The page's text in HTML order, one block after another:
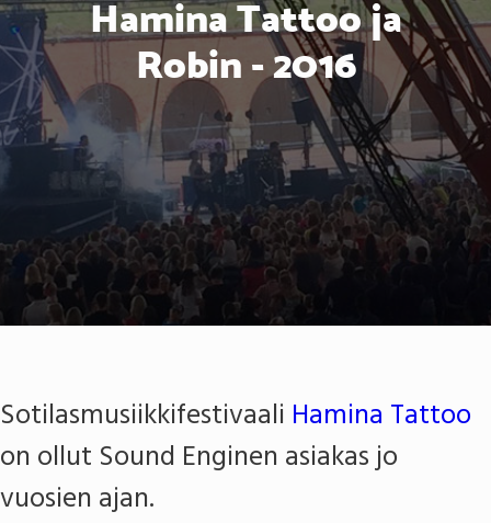
Hamina Tattoo ja
Robin - 2016
Sotilasmusiikkifestivaali Hamina Tattoo
on ollut Sound Enginen asiakas jo
vuosien ajan.